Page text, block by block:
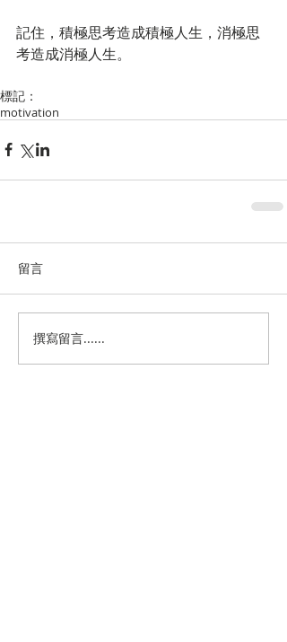
記住，積極思考造成積極人生，消極思
考造成消極人生。
標記：
motivation
留言
撰寫留言......